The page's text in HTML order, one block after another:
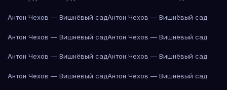
Антон Чехов — Вишнёвый садАнтон Чехов — Вишнёвый сад
Антон Чехов — Вишнёвый садАнтон Чехов — Вишнёвый сад
Антон Чехов — Вишнёвый садАнтон Чехов — Вишнёвый сад
Антон Чехов — Вишнёвый садАнтон Чехов — Вишнёвый сад